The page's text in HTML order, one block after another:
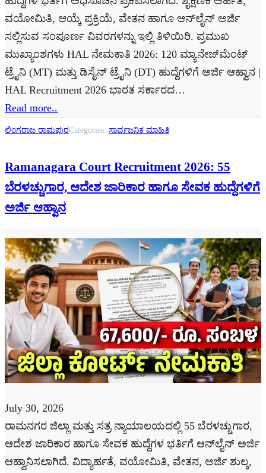
ವಯೋಮಿತಿ, ಆಯ್ಕೆ ಪ್ರಕ್ರಿಯೆ, ವೇತನ ಹಾಗೂ ಆನ್‌ಲೈನ್ ಅರ್ಜಿ
ಸಲ್ಲಿಸುವ ಸಂಪೂರ್ಣ ವಿವರಗಳನ್ನು ಇಲ್ಲಿ ತಿಳಿಯಿರಿ. ಪ್ರಮುಖ
ಮುಖ್ಯಾಂಶಗಳು HAL ನೇಮಕಾತಿ 2026: 120 ಮ್ಯಾನೇಜ್‌ಮೆಂಟ್
ಟ್ರೈನಿ (MT) ಮತ್ತು ಡಿಸೈನ್ ಟ್ರೈನಿ (DT) ಹುದ್ದೆಗಳಿಗೆ ಅರ್ಜಿ ಆಹ್ವಾನ |
HAL Recruitment 2026 ಭಾರತ ಸರ್ಕಾರದ…
Read more..
ಲಿಂಗರಾಜ ರಾಮಪುರCategories: ಸಾರ್ವಜನಿಕ ಮಾಹಿತಿ
Ramanagara Court Recruitment 2026: 55
ಬೆರಳಚ್ಚುಗಾರ, ಆದೇಶ ಜಾರಿಕಾರ ಹಾಗೂ ಸೇವಕ ಹುದ್ದೆಗಳಿಗೆ
ಅರ್ಜಿ ಆಹ್ವಾನ
July 30, 2026
ರಾಮನಗರ ಜಿಲ್ಲಾ ಮತ್ತು ಸತ್ರ ನ್ಯಾಯಾಲಯದಲ್ಲಿ 55 ಬೆರಳಚ್ಚುಗಾರ,
ಆದೇಶ ಜಾರಿಕಾರ ಹಾಗೂ ಸೇವಕ ಹುದ್ದೆಗಳ ಭರ್ತಿಗೆ ಆನ್‌ಲೈನ್ ಅರ್ಜಿ
ಆಹ್ವಾನಿಸಲಾಗಿದೆ. ವಿದ್ಯಾರ್ಹತೆ, ವಯೋಮಿತಿ, ವೇತನ, ಅರ್ಜಿ ಶುಲ್ಕ,